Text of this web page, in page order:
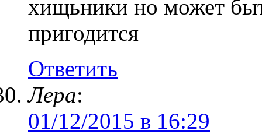
хищьники но может
пригодится
Ответить
Лера:
01/12/2015 в 16:29